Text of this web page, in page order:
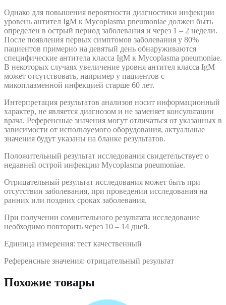
Однако для повышения вероятности диагностики инфекции
уровень антител IgM к Mycoplasma pneumoniae должен быть
определен в острый период заболевания и через 1 – 2 недели.
После появления первых симптомов заболевания у 80%
пациентов примерно на девятый день обнаруживаются
специфические антитела класса IgM к Mycoplasma pneumoniae.
В некоторых случаях увеличение уровня антител класса IgM
может отсутствовать, например у пациентов с
микоплазменной инфекцией старше 60 лет.
Интерпретация результатов анализов носит информационный
характер, не является диагнозом и не заменяет консультации
врача. Референсные значения могут отличаться от указанных в
зависимости от используемого оборудования, актуальные
значения будут указаны на бланке результатов.
Положительный результат исследования свидетельствует о
недавней острой инфекции Mycoplasma pneumoniae.
Отрицательный результат исследования может быть при
отсутствии заболевания, при проведении исследования на
ранних или поздних сроках заболевания.
При получении сомнительного результата исследование
необходимо повторить через 10 – 14 дней.
Единица измерения: тест качественный
Референсные значения: отрицательный результат
Похожие товары